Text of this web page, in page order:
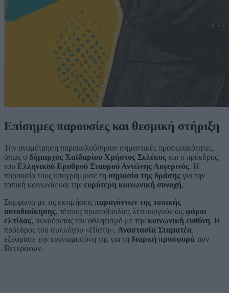
Επίσημες παρουσίες και θεσμική στήριξη
Την αναμέτρηση παρακολούθησαν σημαντικές προσωπικότητες,
όπως ο δήμαρχος Χαϊδαρίου Χρήστος Σελέκος και ο πρόεδρος
του Ελληνικού Ερυθρού Σταυρού Αντώνης Αυγερινός. Η
παρουσία τους υπογράμμισε τη σημασία της δράσης για την
τοπική κοινωνία και την ευρύτερη κοινωνική συνοχή.
Σύμφωνα με τις εκτιμήσεις παραγόντων της τοπικής
αυτοδιοίκησης, τέτοιες πρωτοβουλίες λειτουργούν ως φάροι
ελπίδας, συνδέοντας τον αθλητισμό με την κοινωνική ευθύνη. Η
πρόεδρος του συλλόγου «Πίστη», Αναστασία Σταματέα,
εξέφρασε την ευγνωμοσύνη της για τη διαρκή προσφορά των
Βετεράνων.